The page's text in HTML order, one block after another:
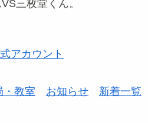
三枚堂くん。
アカウント
・教室 お知らせ 新着一覧